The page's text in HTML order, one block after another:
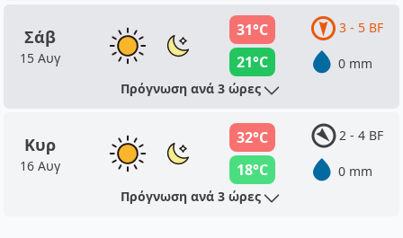
Σάβ
15 Αυγ
31°C
21°C
3 - 5 BF
0 mm
Πρόγνωση ανά 3 ώρες
Κυρ
16 Αυγ
32°C
18°C
2 - 4 BF
0 mm
Πρόγνωση ανά 3 ώρες